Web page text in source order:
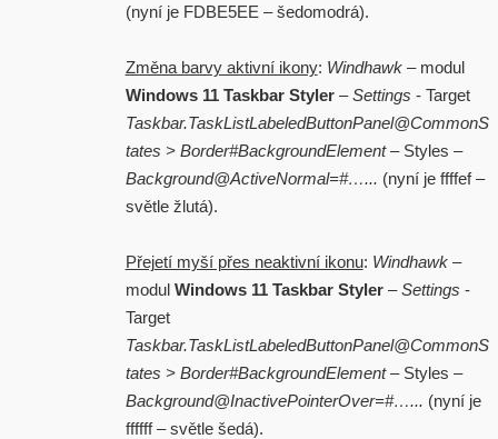
(nyní je FDBE5EE – šedomodrá).
Změna barvy aktivní ikony: Windhawk– modul
Windows 11 Taskbar Styler–Settings - Target
Taskbar.TaskListLabeledButtonPanel@CommonS
tates > Border#BackgroundElement– Styles –
Background@ActiveNormal=#…... (nyní je ffffef –
světle žlutá).
Přejetí myší přes neaktivní ikonu: Windhawk–
modul Windows 11 Taskbar Styler–Settings -
Target
Taskbar.TaskListLabeledButtonPanel@CommonS
tates > Border#BackgroundElement– Styles –
Background@InactivePointerOver=#…... (nyní je
ffffff – světle šedá).